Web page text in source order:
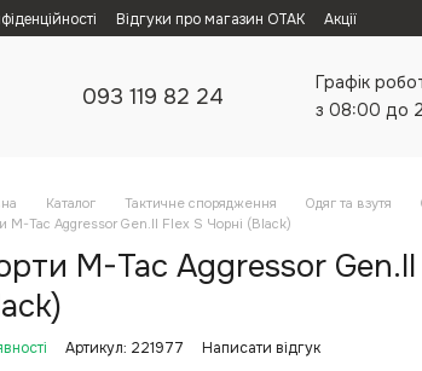
Відгуки про магазин ОТАК Акції
093 119 82 24
Графік
з 08:00 до
Каталог Тактичне спорядження Одяг та взутя
M-Tac Aggressor Gen.II Flex S Чорні (Black)
M-Tac Aggressor Gen.II
Артикул: 221977 Написати відгук